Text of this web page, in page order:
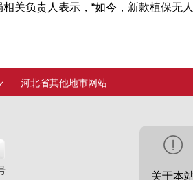
关负责人表示，“如今，新款植保无